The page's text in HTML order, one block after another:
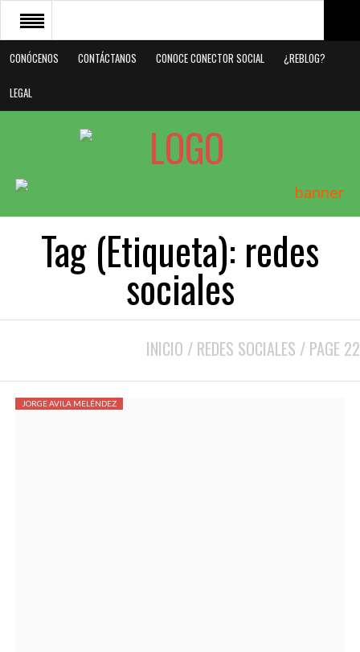
CONÓCENOS CONTÁCTANOS CONOCE CONECTOR SOCIAL ¿REBLOG?
LEGAL
CONOCE CONECTOR SOCIAL
Tag (Etiqueta): redes
sociales
INICIO / REDES SOCIALES / PAGE 22
JORGE AVILA MELÉNDEZ